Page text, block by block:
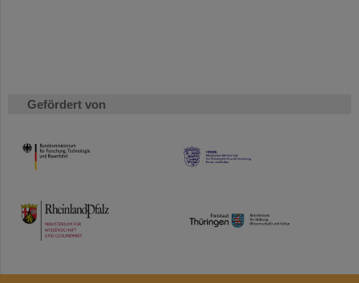
Gefördert von
HMWK
TMWWDG